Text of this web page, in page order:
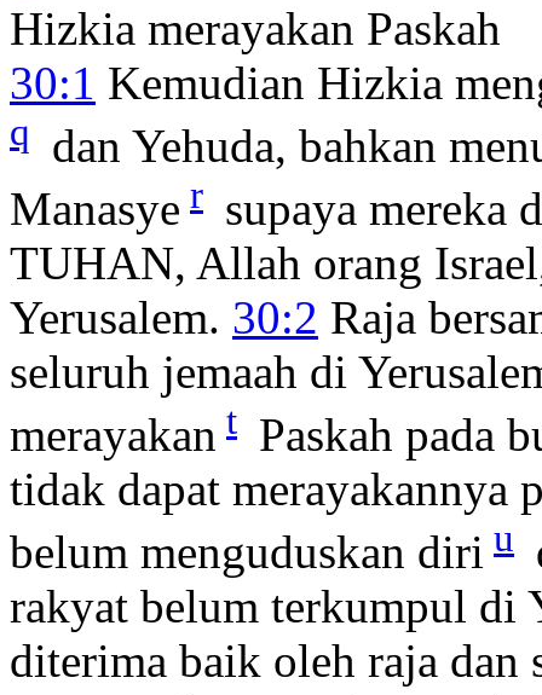
Hizkia merayakan Paskah
30:1 Kemudian Hizkia
q dan Yehuda, bahkan
Manasye r supaya mereka
TUHAN, Allah orang
Yerusalem. 30:2 Raja
seluruh jemaah di
merayakan t Paskah pada
tidak dapat merayakannya
belum menguduskan diri u
rakyat belum terkumpul di
diterima baik oleh raja dan